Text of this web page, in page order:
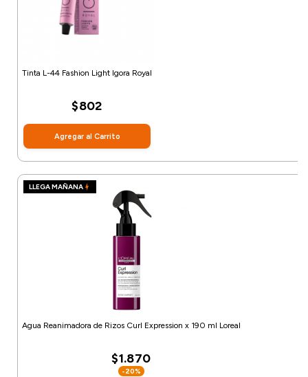
Tinta L-44 Fashion Light Igora Royal
$802
Agregar al Carrito
LLEGA MAÑANA
Agua Reanimadora de Rizos Curl Expression x 190 ml Loreal
$1.870
-20%